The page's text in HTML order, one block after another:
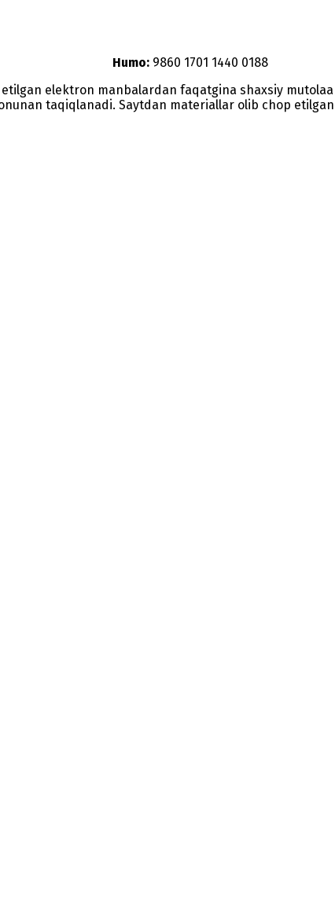
Humo: 9860 1701 1440 0188
elektron manbalardan faqatgina shaxsiy
taqiqlanadi. Saytdan materiallar olib chop